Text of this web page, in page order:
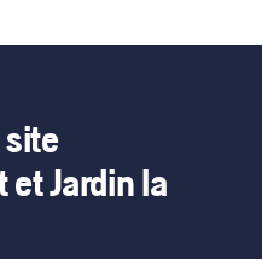
et Jardin la